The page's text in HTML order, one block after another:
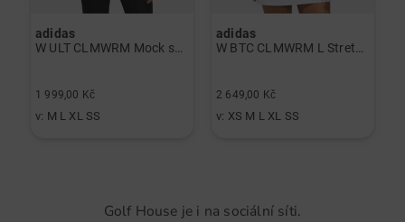
adidas
W ULT CLMWRM Mock spodní prádlo černá
1 999,00 Kč
v: M L XL SS
adidas
2 649,00 Kč
v: XS M L XL SS
Golf House je i na sociální síti.